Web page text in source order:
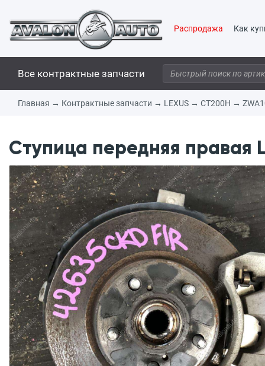
Распродажа Как
Все контрактные запчасти
Главная → Контрактные запчасти → LEXUS → CT200H →
Ступица передняя правая